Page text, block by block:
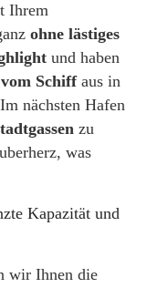
Ihrem
ohne lästiges
und haben
Schiffaus in
nächsten Hafen
zu
was
Kapazität und
wir Ihnen die